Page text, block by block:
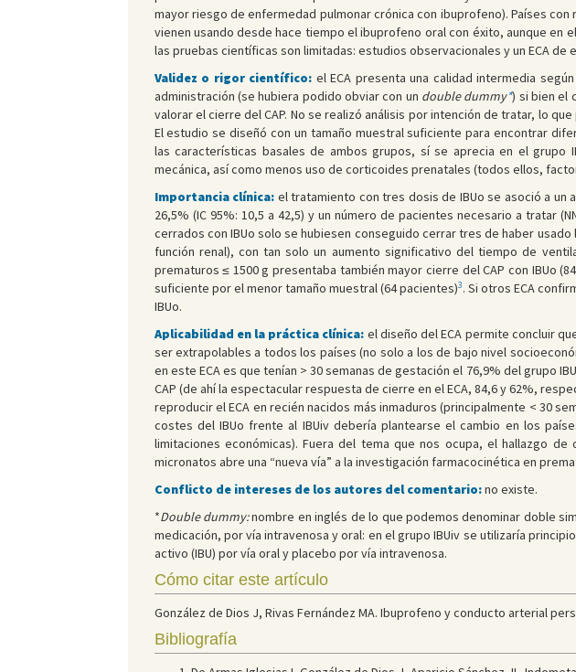
mayor riesgo de enfermedad pulmonar crónica con ibuprofeno). Países
vienen usando desde hace tiempo el ibuprofeno oral con éxito, aunque
las pruebas científicas son limitadas: estudios observacionales y un ECA de
Validez o rigor científico: el ECA presenta una calidad intermedia
administración (se hubiera podido obviar con un double dummy*) si bien el
valorar el cierre del CAP. No se realizó análisis por intención de tratar, lo
El estudio se diseñó con un tamaño muestral suficiente para encontrar
las características basales de ambos grupos, sí se aprecia en el grupo
mecánica, así como menos uso de corticoides prenatales (todos ellos,
Importancia clínica: el tratamiento con tres dosis de IBUo se asoció a un
26,5% (IC 95%: 10,5 a 42,5) y un número de pacientes necesario a tratar
cerrados con IBUo solo se hubiesen conseguido cerrar tres de haber
función renal), con tan solo un aumento significativo del tiempo de
prematuros ≤ 1500 g presentaba también mayor cierre del CAP con IBUo
suficiente por el menor tamaño muestral (64 pacientes)3. Si otros ECA
IBUo.
Aplicabilidad en la práctica clínica: el diseño del ECA permite concluir
ser extrapolables a todos los países (no solo a los de bajo nivel
en este ECA es que tenían > 30 semanas de gestación el 76,9% del grupo
CAP (de ahí la espectacular respuesta de cierre en el ECA, 84,6 y 62%,
reproducir el ECA en recién nacidos más inmaduros (principalmente < 30
costes del IBUo frente al IBUiv debería plantearse el cambio en los
limitaciones económicas). Fuera del tema que nos ocupa, el hallazgo
micronatos abre una “nueva vía” a la investigación farmacocinética en
Conflicto de intereses de los autores del comentario:no existe.
*Double dummy:nombre en inglés de lo que podemos denominar doble
medicación, por vía intravenosa y oral: en el grupo IBUiv se utilizaría
activo (IBU) por vía oral y placebo por vía intravenosa.
Cómo citar este artículo
González de Dios J, Rivas Fernández MA. Ibuprofeno y conducto arterial
Bibliografía